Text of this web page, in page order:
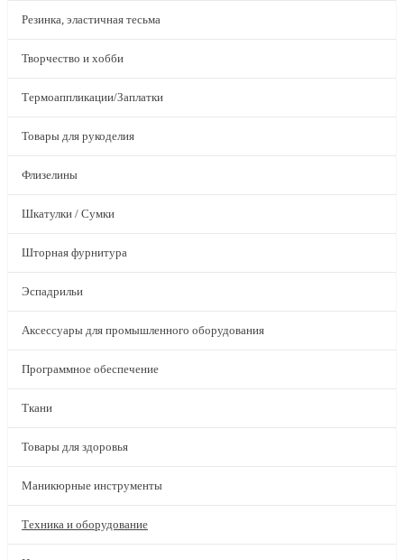
Резинка, эластичная тесьма
Творчество и хобби
Термоаппликации/Заплатки
Товары для рукоделия
Флизелины
Шкатулки / Сумки
Шторная фурнитура
Эспадрильи
Аксессуары для промышленного оборудования
Программное обеспечение
Ткани
Товары для здоровья
Маникюрные инструменты
Техника и оборудование